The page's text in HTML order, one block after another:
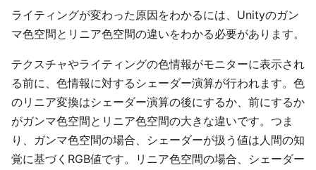
ライティングが変わった原因をわかるには、Unityのガン
マ色空間とリニア色空間の違いをわかる必要があります。
テクスチャやライティングの色情報がモニターに表示され
る前に、色情報に対するシェーダー演算が行われます。色
のリニア変換はシェーダー演算の後にするか、前にするか
がガンマ色空間とリニア色空間の大きな違いです。つま
り、ガンマ色空間の場合、シェーダーが扱う値は人間の知
覚に基づくRGB値です。リニア色空間の場合、シェーダー